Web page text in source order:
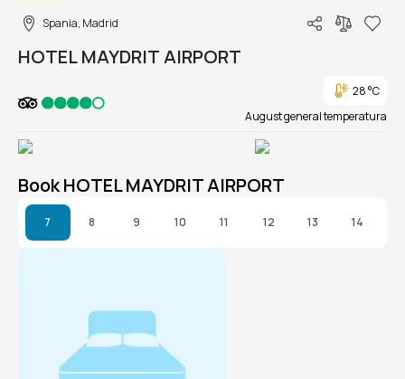
Spania, Madrid
HOTEL MAYDRIT AIRPORT
28 °C
August general temperatura
Book HOTEL MAYDRIT AIRPORT
7 8 9 10 11 12 13 14